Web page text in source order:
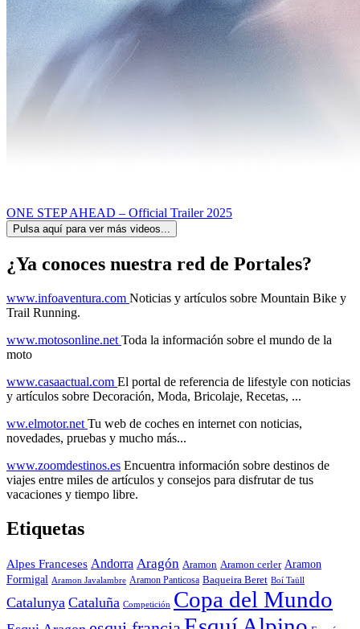
ONE STEP AHEAD – Official Trailer 2025
Pulsa aquí para ver más videos...
¿Ya conoces nuestra red de Portales?
www.infoaventura.com Noticias y artículos sobre Mountain Bike y
Trail Running.
www.motosonline.net Toda la información sobre el mundo de la
moto
www.casaactual.com El portal de referencia de lifestyle con noticias
y artículos sobre Decoración, Moda, Bricolaje, Recetas, ...
ww.elmotor.net Tu web de coches en internet con noticias,
novedades, pruebas y mucho más...
www.zoomdestinos.es Encuentra información sobre destinos de
viajes entre miles de artículos y consejos para disfrutar de tus
vacaciones y tiempo libre.
Etiquetas
Alpes Franceses Andorra Aragón Aramon Aramon cerler Aramon
Formigal Aramon Javalambre Aramon Panticosa Baqueira Beret Boí Taüll
Catalunya Cataluña Competición Copa del Mundo